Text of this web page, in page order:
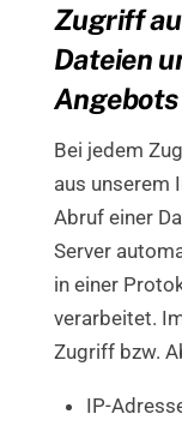
Zugriff
Dateien
Angebots
Bei jedem
aus unserem
Abruf einer
Server
in einer
verarbeitet.
Zugriff bzw.
IP-